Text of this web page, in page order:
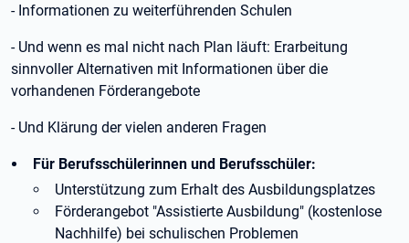
- Informationen zu weiterführenden Schulen
- Und wenn es mal nicht nach Plan läuft: Erarbeitung
sinnvoller Alternativen mit Informationen über die
vorhandenen Förderangebote
- Und Klärung der vielen anderen Fragen
Für Berufsschülerinnen und Berufsschüler:
Unterstützung zum Erhalt des Ausbildungsplatzes
Förderangebot "Assistierte Ausbildung" (kostenlose
Nachhilfe) bei schulischen Problemen